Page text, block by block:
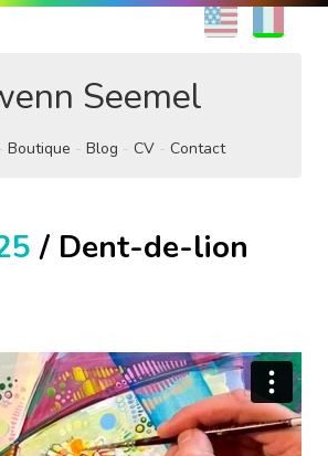
EN
Seemel
Boutique Blog CV Contact
/ Dent-de-lion